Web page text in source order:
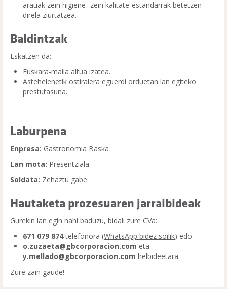
arauak zein higiene- zein kalitate-estandarrak betetzen
direla ziurtatzea.
Baldintzak
Eskatzen da:
Euskara-maila altua izatea.
Astehelenetik ostiralera eguerdi orduetan lan egiteko
prestutasuna.
Laburpena
Enpresa: Gastronomia Baska
Lan mota: Presentziala
Soldata: Zehaztu gabe
Hautaketa prozesuaren jarraibideak
Gurekin lan egin nahi baduzu, bidali zure CVa:
671 079 874telefonora (WhatsApp bidez soilik) edo
o.zuzaeta@gbcorporacion.com eta
y.mellado@gbcorporacion.com helbideetara.
Zure zain gaude!